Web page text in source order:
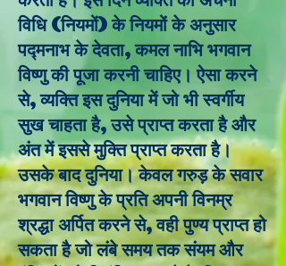
विधि (नियमों) के नियमों के अनुसार
पद्मनाभ के देवता, कमल नाभि भगवान
विष्णु की पूजा करनी चाहिए। ऐसा करने
से, व्यक्ति इस दुनिया में जो भी स्वर्गीय
सुख चाहता है, उसे प्राप्त करता है और
अंत में इससे मुक्ति प्राप्त करता है।
उसके बाद दुनिया। केवल गरुड़ के सवार
भगवान विष्णु के प्रति अपनी विनम्र
श्रद्धा अर्पित करने से, वही पुण्य प्राप्त हो
सकता है जो लंबे समय तक संयम और